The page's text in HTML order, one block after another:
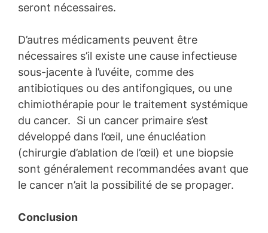
seront nécessaires.
D’autres médicaments peuvent être
nécessaires s’il existe une cause infectieuse
sous-jacente à l’uvéite, comme des
antibiotiques ou des antifongiques, ou une
chimiothérapie pour le traitement systémique
du cancer. Si un cancer primaire s’est
développé dans l’œil, une énucléation
(chirurgie d’ablation de l’œil) et une biopsie
sont généralement recommandées avant que
le cancer n’ait la possibilité de se propager.
Conclusion